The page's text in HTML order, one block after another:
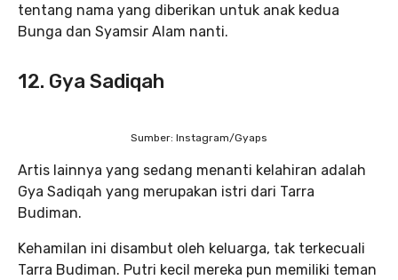
tentang nama yang diberikan untuk anak kedua
Bunga dan Syamsir Alam nanti.
12. Gya Sadiqah
Sumber: Instagram/Gyaps
Artis lainnya yang sedang menanti kelahiran adalah
Gya Sadiqah yang merupakan istri dari Tarra
Budiman.
Kehamilan ini disambut oleh keluarga, tak terkecuali
Tarra Budiman. Putri kecil mereka pun memiliki teman